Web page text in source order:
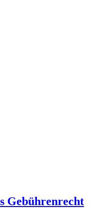
Gebührenrecht